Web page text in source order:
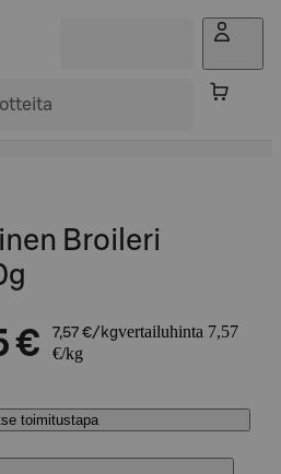
Broileri
€ 7,57 €/kgvertailuhinta 7,57
€/kg
toimitustapa